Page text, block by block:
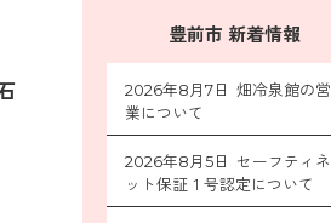
豊前市 新着情報
2026年8月7日 畑冷泉館の営
業について
2026年8月5日 セーフティネ
ット保証１号認定について